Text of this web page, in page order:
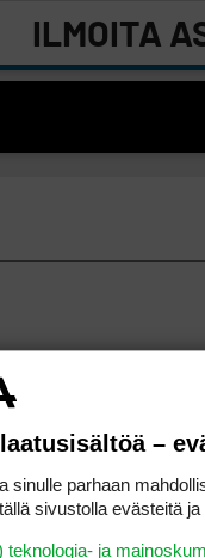
ILMOITA
–
sinulle parhaan
sivustolla evästeitä
teknologia- ja